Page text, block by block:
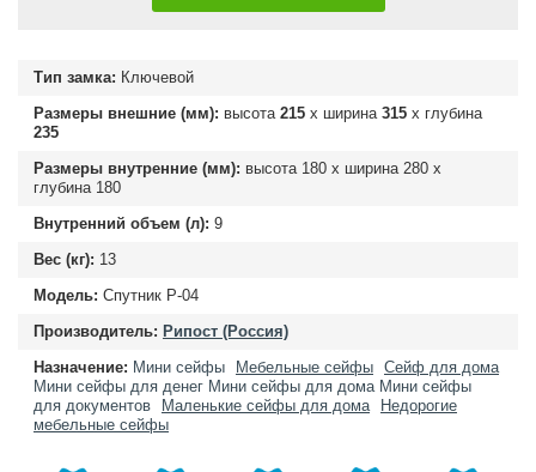
Тип замка: Ключевой
Размеры внешние (мм): высота 215 х ширина 315 х глубина
235
Размеры внутренние (мм): высота 180 х ширина 280 х
глубина 180
Внутренний объем (л): 9
Вес (кг): 13
Модель: Спутник Р-04
Производитель: Рипост (Россия)
Назначение: Мини сейфы Мебельные сейфы Сейф для дома
Мини сейфы для денег Мини сейфы для дома Мини сейфы
для документов
Маленькие сейфы для дома
Недорогие
мебельные сейфы